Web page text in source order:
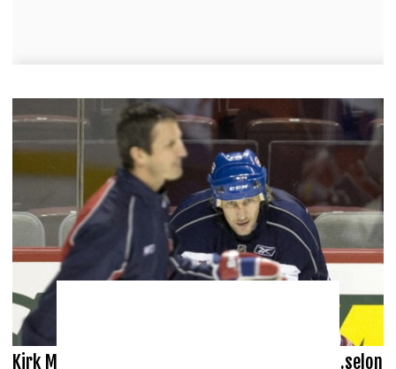
Kirk Muller a fait la même ERREUR que CARBO...selon